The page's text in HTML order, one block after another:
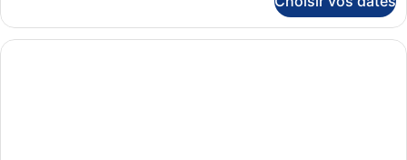
le
type
de